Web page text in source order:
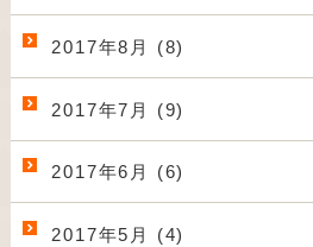
2017年8月 (8)
2017年7月 (9)
2017年6月 (6)
2017年5月 (4)